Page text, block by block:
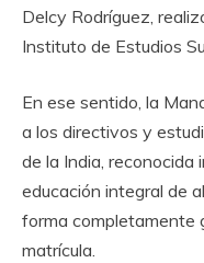
Delcy Rodríguez,
Instituto de Estudios
En ese sentido, la
a los directivos y
de la India,
educación integral de
forma completamente
matrícula.